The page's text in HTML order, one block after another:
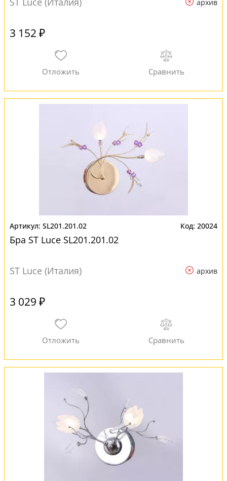
архив
3 152 ₽
SL201.201.02 20024
Бра ST Luce SL201.201.02
ST Luce (Италия) архив
3 029 ₽